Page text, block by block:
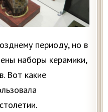
периоду, но в
наборы керамики,
Вот какие